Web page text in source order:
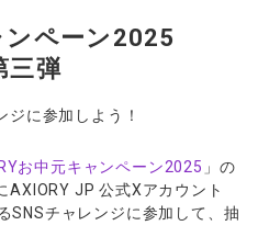
設する
を開設する
様はこちら
ンペーン2025
三弾
ジに参加しよう！
お中元キャンペーン2025 」の
AXIORY JP 公式Xアカウント
SNSチャレンジに参加して、抽